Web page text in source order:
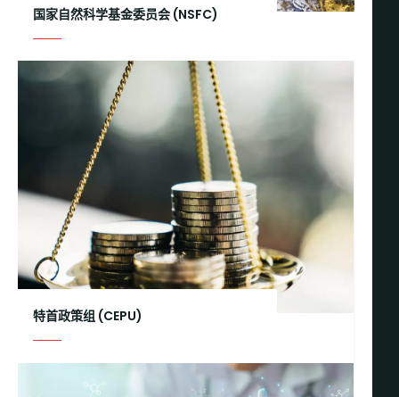
国家自然科学基金委员会 (NSFC)
特首政策组 (CEPU)